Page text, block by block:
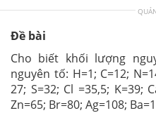
Đề bài
Cho biết khối lượng
nguyên tố: H=1; C=12;
27; S=32; Cl =35,5; K=39;
Zn=65; Br=80; Ag=108;